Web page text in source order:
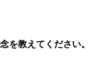
を教えてください。